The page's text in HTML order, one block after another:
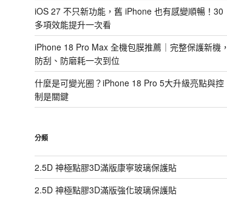
iOS 27 不只新功能，舊 iPhone 也有感變順暢！30
多項效能提升一次看
iPhone 18 Pro Max 全機包膜推薦｜完整保護新機，
防刮、防磨耗一次到位
什麼是可變光圈？iPhone 18 Pro 5大升級亮點與控
制是關鍵
分類
2.5D 神極點膠3D滿版康寧玻璃保護貼
2.5D 神極點膠3D滿版強化玻璃保護貼